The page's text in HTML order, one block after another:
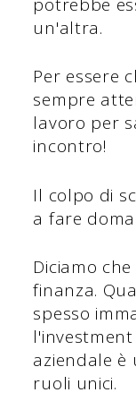
un'altra.
Per essere
sempre
lavoro per
incontro!
Il colpo di
a fare
Diciamo
finanza.
spesso
aziendale è
ruoli unici.